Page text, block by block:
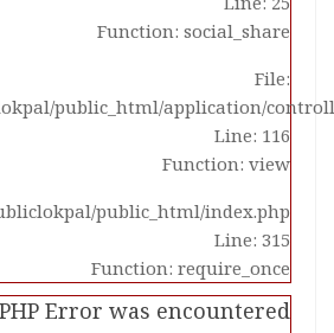
Function: social_share
File:
public_html/application/
Line: 116
Function: view
public_html/index.php
Line: 315
Function: require_once
Error was encountered